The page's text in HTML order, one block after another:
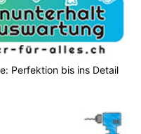
Perfektion bis ins Detail